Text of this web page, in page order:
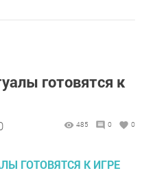
готовятся к
485 0 0